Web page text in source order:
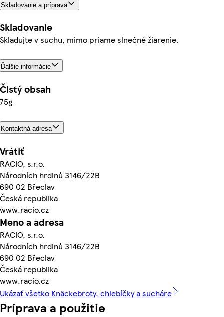
Skladovanie a príprava
Skladovanie
Skladujte v suchu, mimo priame slnečné žiarenie.
Ďalšie informácie
Čistý obsah
75g
Kontaktná adresa
Vrátiť
RACIO, s.r.o.
Národních hrdinů 3146/22B
690 02 Břeclav
Česká republika
www.racio.cz
Meno a adresa
RACIO, s.r.o.
Národních hrdinů 3146/22B
690 02 Břeclav
Česká republika
www.racio.cz
Ukázať všetko Knäckebroty, chlebíčky a sucháre
Príprava a použitie